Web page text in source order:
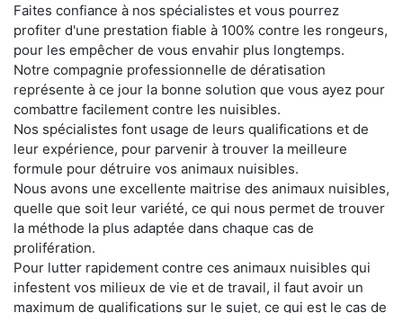
Faites confiance à nos spécialistes et vous pourrez
profiter d'une prestation fiable à 100% contre les rongeurs,
pour les empêcher de vous envahir plus longtemps.
Notre compagnie professionnelle de dératisation
représente à ce jour la bonne solution que vous ayez pour
combattre facilement contre les nuisibles.
Nos spécialistes font usage de leurs qualifications et de
leur expérience, pour parvenir à trouver la meilleure
formule pour détruire vos animaux nuisibles.
Nous avons une excellente maitrise des animaux nuisibles,
quelle que soit leur variété, ce qui nous permet de trouver
la méthode la plus adaptée dans chaque cas de
prolifération.
Pour lutter rapidement contre ces animaux nuisibles qui
infestent vos milieux de vie et de travail, il faut avoir un
maximum de qualifications sur le sujet, ce qui est le cas de